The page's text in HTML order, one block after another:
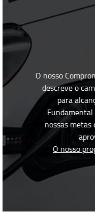
O nosso
descreve o
para
nossas metas
O nosso